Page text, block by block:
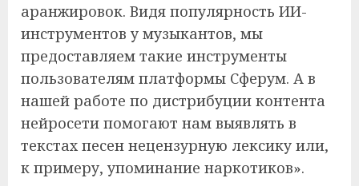
аранжировок. Видя популярность ИИ-
инструментов у музыкантов, мы
предоставляем такие инструменты
пользователям платформы Сферум. А в
нашей работе по дистрибуции контента
нейросети помогают нам выявлять в
текстах песен нецензурную лексику или,
к примеру, упоминание наркотиков».